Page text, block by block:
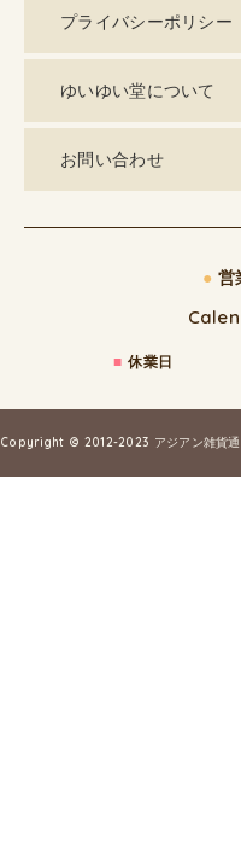
プライバシーポリシー
ゆいゆい堂について
お問い合わせ
● 営
■ 休業日
Copyright © 2012-2023 アジアン雑貨